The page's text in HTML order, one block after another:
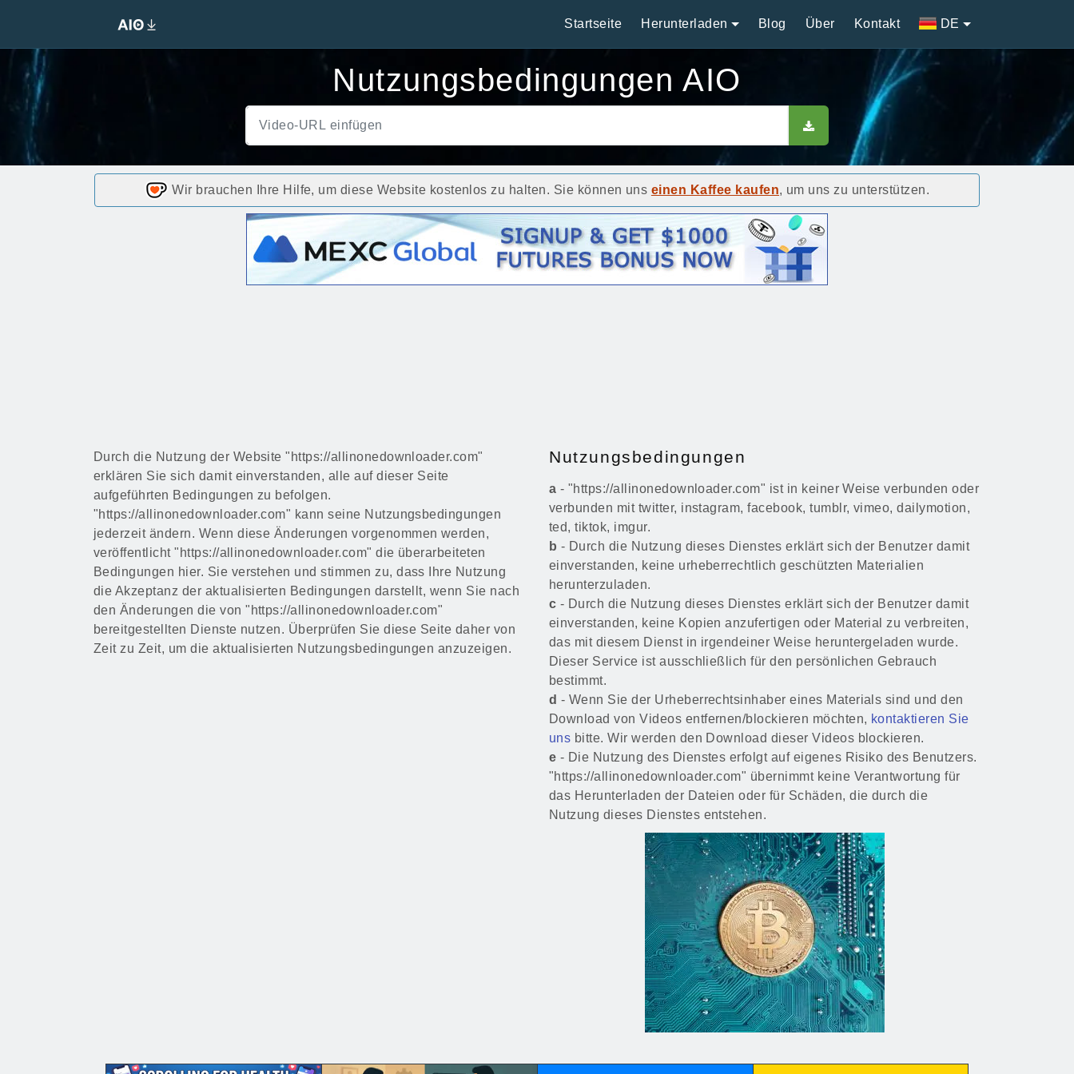
Startseite Herunterladen Blog Über Kontakt DE
Nutzungsbedingungen AIO
Wir brauchen Ihre Hilfe, um diese Website kostenlos zu halten. Sie können uns einen Kaffee kaufen, um uns zu unterstützen.
Durch die Nutzung der Website "https://allinonedownloader.com"
erklären Sie sich damit einverstanden, alle auf dieser Seite
aufgeführten Bedingungen zu befolgen.
"https://allinonedownloader.com" kann seine Nutzungsbedingungen
jederzeit ändern. Wenn diese Änderungen vorgenommen werden,
veröffentlicht "https://allinonedownloader.com" die überarbeiteten
Bedingungen hier. Sie verstehen und stimmen zu, dass Ihre Nutzung
die Akzeptanz der aktualisierten Bedingungen darstellt, wenn Sie nach
den Änderungen die von "https://allinonedownloader.com"
bereitgestellten Dienste nutzen. Überprüfen Sie diese Seite daher von
Zeit zu Zeit, um die aktualisierten Nutzungsbedingungen anzuzeigen.
Nutzungsbedingungen
a - "https://allinonedownloader.com" ist in keiner Weise verbunden oder
verbunden mit twitter, instagram, facebook, tumblr, vimeo, dailymotion,
ted, tiktok, imgur.
b - Durch die Nutzung dieses Dienstes erklärt sich der Benutzer damit
einverstanden, keine urheberrechtlich geschützten Materialien
herunterzuladen.
c - Durch die Nutzung dieses Dienstes erklärt sich der Benutzer damit
einverstanden, keine Kopien anzufertigen oder Material zu verbreiten,
das mit diesem Dienst in irgendeiner Weise heruntergeladen wurde.
Dieser Service ist ausschließlich für den persönlichen Gebrauch
bestimmt.
d - Wenn Sie der Urheberrechtsinhaber eines Materials sind und den
Download von Videos entfernen/blockieren möchten, kontaktieren Sie
uns bitte. Wir werden den Download dieser Videos blockieren.
e - Die Nutzung des Dienstes erfolgt auf eigenes Risiko des Benutzers.
"https://allinonedownloader.com" übernimmt keine Verantwortung für
das Herunterladen der Dateien oder für Schäden, die durch die
Nutzung dieses Dienstes entstehen.